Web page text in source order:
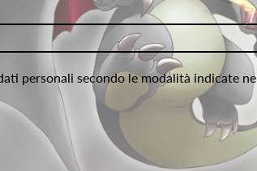
personali secondo le modalità indicate